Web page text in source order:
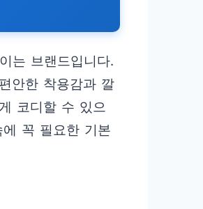
는 브랜드입니다.
안한 착용감과 깔
코디할 수 있으
꼭 필요한 기본